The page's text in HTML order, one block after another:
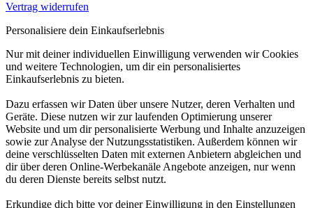
Vertrag widerrufen
Personalisiere dein Einkaufserlebnis
Nur mit deiner individuellen Einwilligung verwenden wir Cookies
und weitere Technologien, um dir ein personalisiertes
Einkaufserlebnis zu bieten.
Dazu erfassen wir Daten über unsere Nutzer, deren Verhalten und
Geräte. Diese nutzen wir zur laufenden Optimierung unserer
Website und um dir personalisierte Werbung und Inhalte anzuzeigen
sowie zur Analyse der Nutzungsstatistiken. Außerdem können wir
deine verschlüsselten Daten mit externen Anbietern abgleichen und
dir über deren Online-Werbekanäle Angebote anzeigen, nur wenn
du deren Dienste bereits selbst nutzt.
Erkundige dich bitte vor deiner Einwilligung in den Einstellungen